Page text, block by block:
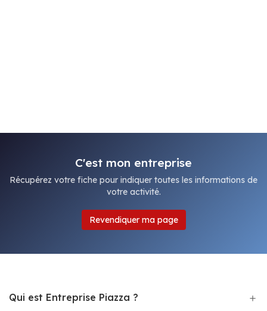
C'est mon entreprise
Récupérez votre fiche pour indiquer toutes les informations de
votre activité.
Revendiquer ma page
Qui est Entreprise Piazza ?